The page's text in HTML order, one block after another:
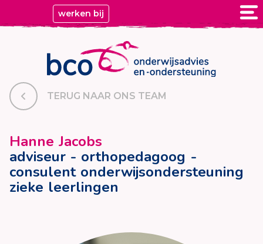
werken bij
TERUG NAAR ONS TEAM
Hanne Jacobs
adviseur - orthopedagoog -
consulent onderwijsondersteuning
zieke leerlingen